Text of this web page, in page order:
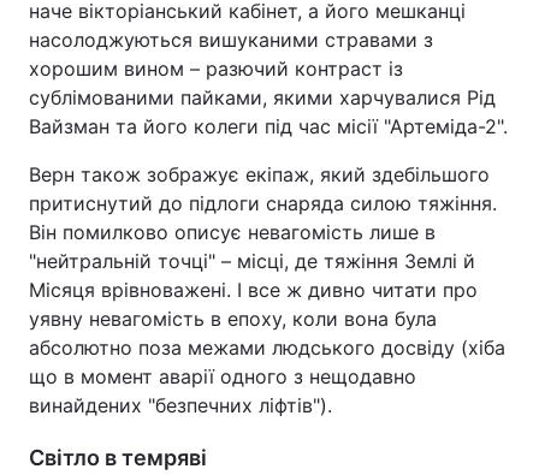
наче вікторіанський кабінет, а його мешканці
насолоджуються вишуканими стравами з
хорошим вином – разючий контраст із
сублімованими пайками, якими харчувалися Рід
Вайзман та його колеги під час місії "Артеміда-2".
Верн також зображує екіпаж, який здебільшого
притиснутий до підлоги снаряда силою тяжіння.
Він помилково описує невагомість лише в
"нейтральній точці" – місці, де тяжіння Землі й
Місяця врівноважені. І все ж дивно читати про
уявну невагомість в епоху, коли вона була
абсолютно поза межами людського досвіду (хіба
що в момент аварії одного з нещодавно
винайдених "безпечних ліфтів").
Світло в темряві